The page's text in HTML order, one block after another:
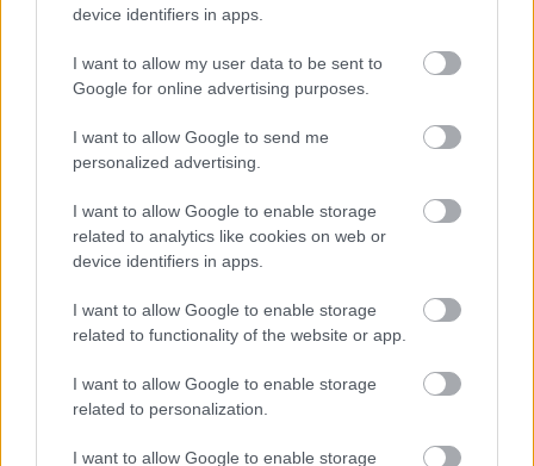
device identifiers in apps.
I want to allow my user data to be sent to
Google for online advertising purposes.
I want to allow Google to send me
personalized advertising.
I want to allow Google to enable storage
related to analytics like cookies on web or
device identifiers in apps.
I want to allow Google to enable storage
related to functionality of the website or app.
I want to allow Google to enable storage
related to personalization.
I want to allow Google to enable storage
Meccs Center
Paris Saint-Germainvs
Felkészülési szezon 4. mérkőzés
Nya Ullevi, Göteborg